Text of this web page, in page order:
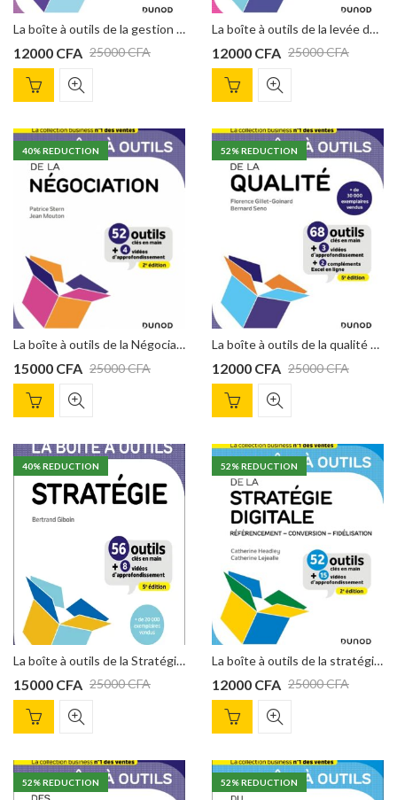
La boîte à outils de la gestion du stress – 2e éd de Gaëlle Du Penhoat
25000CFA
12000 CFA
La boîte à outils de la levée de fonds de Didier Bernard, Céline Tremblais, Aurélien Magnin
25000CFA
12000 CFA
40% REDUCTION
La boîte à outils de la Négociation – 2e éd. de Patrice Stern, Jean Mouton
25000CFA
15000 CFA
52% REDUCTION
La boîte à outils de la qualité – 5e ed. Broché de Florence Gillet-Goinard (Auteur), Bernard Seno (Auteur)
25000CFA
12000 CFA
40% REDUCTION
La boîte à outils de la Stratégie – 5e éd : 56 outils clés en main, Bertrand Giboin
25000CFA
15000 CFA
52% REDUCTION
La boîte à outils de la stratégie digitale – 2e éd.: Référencement – conversion – fidélisation de Catherine Headley, Catherine Lejealle
25000CFA
12000 CFA
52% REDUCTION 52% REDUCTION